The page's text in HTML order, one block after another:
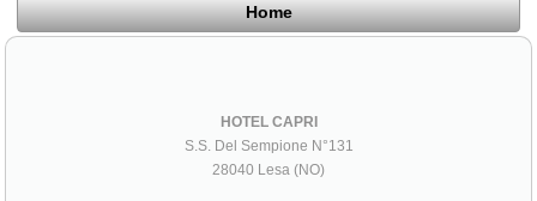
Home
HOTEL CAPRI
S.S. Del Sempione N°131
28040 Lesa (NO)